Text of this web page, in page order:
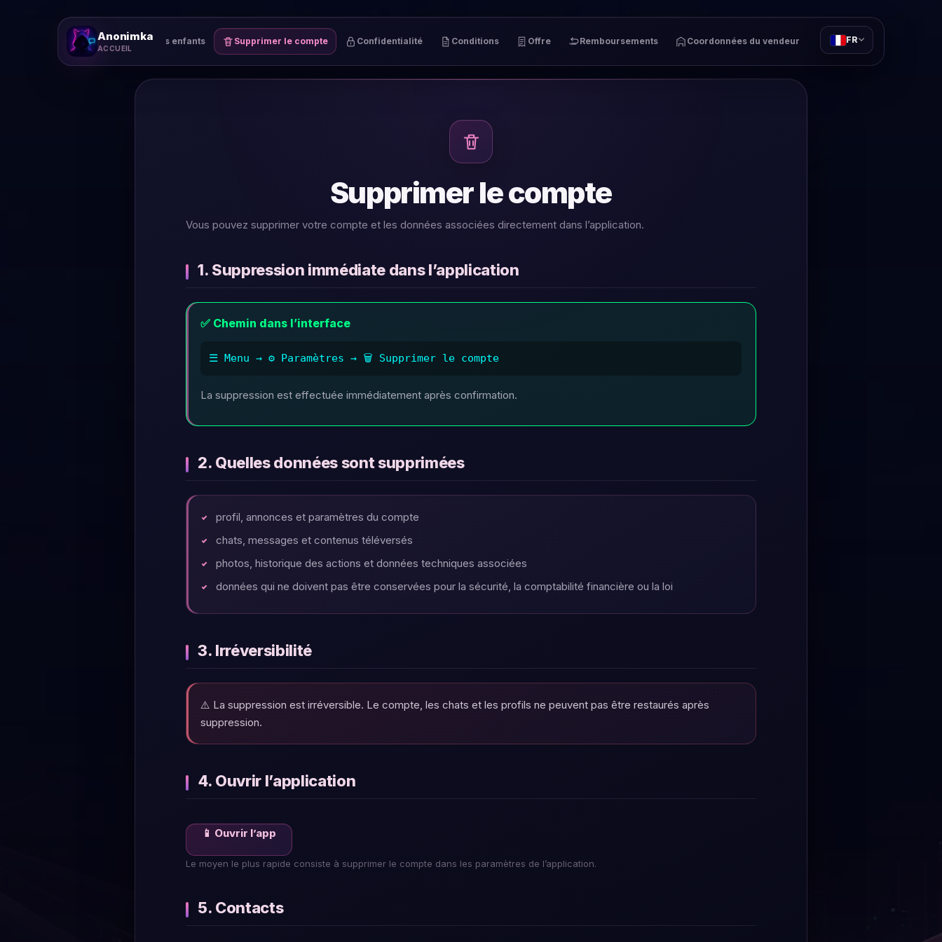
Anonimka
ACCUEIL
Assistance Sécurité des enfants Supprimer le compte Confidentialité Conditions Offre Remboursements Coordonnées du vendeur
Supprimer le compte
Vous pouvez supprimer votre compte et les données associées directement dans l’application.
1. Suppression immédiate dans l’application
✅ Chemin dans l’interface
☰ Menu → ⚙️ Paramètres → 🗑️ Supprimer le compte
La suppression est effectuée immédiatement après confirmation.
2. Quelles données sont supprimées
profil, annonces et paramètres du compte
chats, messages et contenus téléversés
photos, historique des actions et données techniques associées
données qui ne doivent pas être conservées pour la sécurité, la comptabilité financière ou la loi
3. Irréversibilité
⚠️ La suppression est irréversible. Le compte, les chats et les profils ne peuvent pas être restaurés après
suppression.
4. Ouvrir l’application
📱 Ouvrir l’app
Le moyen le plus rapide consiste à supprimer le compte dans les paramètres de l’application.
5. Contacts
FR